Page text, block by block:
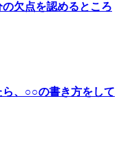
欠点を認めるところ
ら、○○の書き方をして